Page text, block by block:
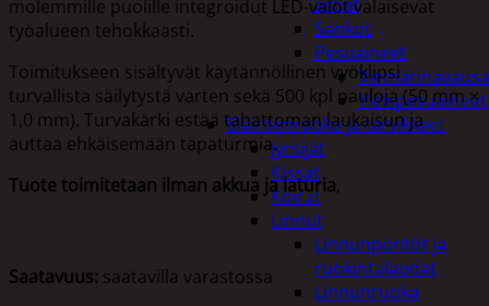
Sankot
Pesuaineet
Yleispesuaineet
Eläintenruoka ja tarvikkeet
Jyrsijät
Kissat
Koirat
Linnut
Linnunpöntöt ja
ruokintalaudat
Linnunruoka
molemmille puolille integroidut LED-valot valaisevat
työalueen tehokkaasti.
Toimitukseen sisältyvät käytännöllinen vyöklipsi
turvallista säilytystä varten sekä 500 kpl nauloja (50 mm ×
1,0 mm). Turvakärki estää tahattoman laukaisun ja
auttaa ehkäisemään tapaturmia.
Tuote toimitetaan ilman akkua ja laturia,
Saatavuus: saatavilla varastossa